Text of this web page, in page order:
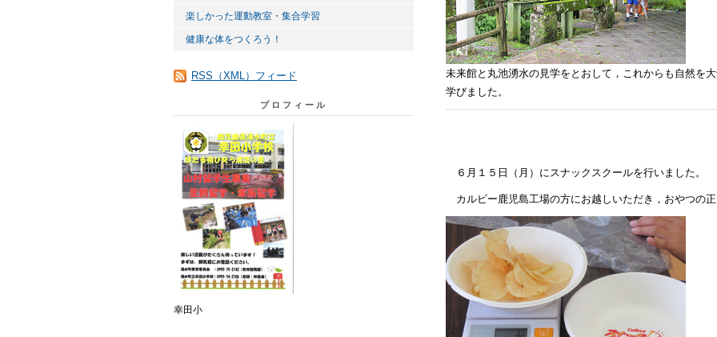
楽しかった運動教室・集合学習
健康な体をつくろう！
RSS（XML）フィード
プロフィール
幸田小
未来館と丸池湧水の見学をとおして，これからも自然を
学びました。
６月１５日（月）にスナックスクールを行いました。
カルビー鹿児島工場の方にお越しいただき，おやつの